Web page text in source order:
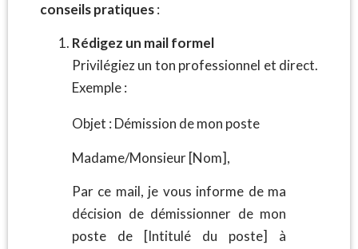
conseils pratiques:
Rédigez un mail formel
Privilégiez un ton professionnel et direct.
Exemple :
Objet : Démission de mon poste
Madame/Monsieur [Nom],
Par ce mail, je vous informe de ma
décision de démissionner de mon
poste de [Intitulé du poste] à